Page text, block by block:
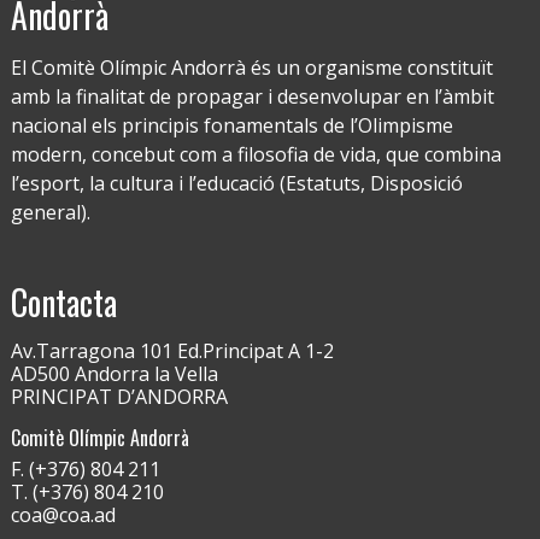
Andorrà
El Comitè Olímpic Andorrà és un organisme constituït
amb la finalitat de propagar i desenvolupar en l’àmbit
nacional els principis fonamentals de l’Olimpisme
modern, concebut com a filosofia de vida, que combina
l’esport, la cultura i l’educació (Estatuts, Disposició
general).
Contacta
Av.Tarragona 101 Ed.Principat A 1-2
AD500 Andorra la Vella
PRINCIPAT D’ANDORRA
Comitè Olímpic Andorrà
F. (+376) 804 211
T. (+376) 804 210
coa@coa.ad